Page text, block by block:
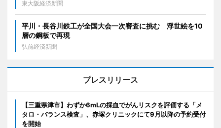
東大阪経済新聞
平川・長谷川鉄工が全国大会一次審査に挑む 浮世絵を10
層の鋼板で再現
弘前経済新聞
プレスリリース
【三重県津市】わずか6mLの採血でがんリスクを評価する「メ
タロ・バランス検査」、赤塚クリニックにて9月以降の予約受付
を開始